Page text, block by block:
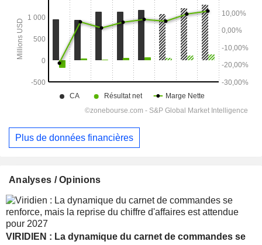
Plus de données financières
Analyses / Opinions
VIRIDIEN : La dynamique du carnet de commandes se